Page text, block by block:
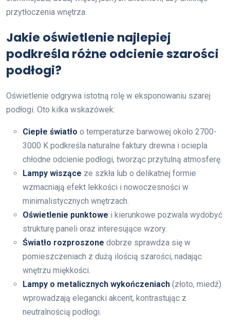
przytłoczenia wnętrza.
Jakie oświetlenie najlepiej
podkreśla różne odcienie szarości
podłogi?
Oświetlenie odgrywa istotną rolę w eksponowaniu szarej
podłogi. Oto kilka wskazówek:
Ciepłe światło o temperaturze barwowej około 2700-
3000 K podkreśla naturalne faktury drewna i ociepla
chłodne odcienie podłogi, tworząc przytulną atmosferę.
Lampy wiszące ze szkła lub o delikatnej formie
wzmacniają efekt lekkości i nowoczesności w
minimalistycznych wnętrzach.
Oświetlenie punktowe i kierunkowe pozwala wydobyć
strukturę paneli oraz interesujące wzory.
Światło rozproszone dobrze sprawdza się w
pomieszczeniach z dużą ilością szarości, nadając
wnętrzu miękkości.
Lampy o metalicznych wykończeniach (złoto, miedź)
wprowadzają elegancki akcent, kontrastując z
neutralnością podłogi.